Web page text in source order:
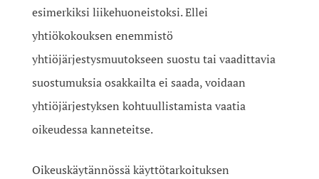
esimerkiksi liikehuoneistoksi. Ellei
yhtiökokouksen enemmistö
yhtiöjärjestysmuutokseen suostu tai vaadittavia
suostumuksia osakkailta ei saada, voidaan
yhtiöjärjestyksen kohtuullistamista vaatia
oikeudessa kanneteitse.
Oikeuskäytännössä käyttötarkoituksen